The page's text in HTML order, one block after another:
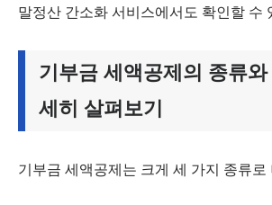
말정산 간소화 서비스에서도 확인할 수
기부금 세액공제의 종류
세히 살펴보기
기부금 세액공제는 크게 세 가지 종류로